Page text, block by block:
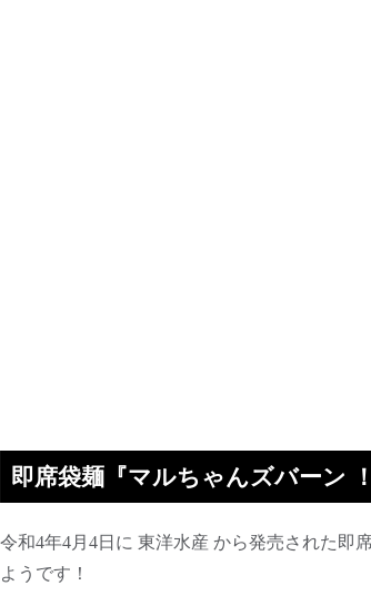
即席袋麺『マルちゃんズバーン
令和4年4月4日に 東洋水産 から発売された即
ようです！